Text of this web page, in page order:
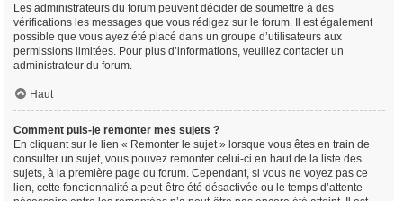
Les administrateurs du forum peuvent décider de soumettre à des
vérifications les messages que vous rédigez sur le forum. Il est également
possible que vous ayez été placé dans un groupe d’utilisateurs aux
permissions limitées. Pour plus d’informations, veuillez contacter un
administrateur du forum.
Haut
Comment puis-je remonter mes sujets ?
En cliquant sur le lien « Remonter le sujet » lorsque vous êtes en train de
consulter un sujet, vous pouvez remonter celui-ci en haut de la liste des
sujets, à la première page du forum. Cependant, si vous ne voyez pas ce
lien, cette fonctionnalité a peut-être été désactivée ou le temps d’attente